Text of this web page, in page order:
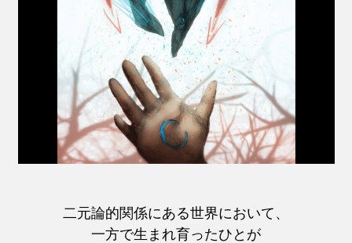
二元論的関係にある世界において、
一方で生まれ育ったひとが